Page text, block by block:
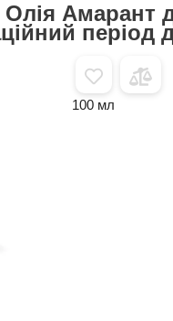
Амарант
період
100 мл